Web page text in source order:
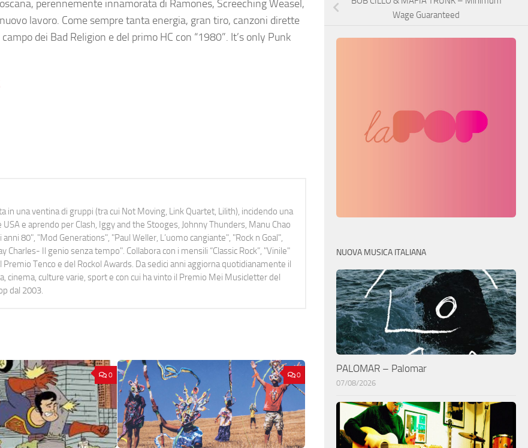
perennemente innamorata di Ramones, Screeching Weasel,
lavoro. Come sempre tanta energia, gran tiro, canzoni dirette
dei Bad Religion e del primo HC con “1980”. It’s only Punk
una ventina di gruppi (tra cui Not Moving, Link Quartet, Lilith), incidendo una
e aprendo per Clash, Iggy and the Stooges, Johnny Thunders, Manu Chao
80", "Mod Generations", "Paul Weller, L’uomo cangiante", "Rock n Goal",
Charles- Il genio senza tempo". Collabora con i mensili “Classic Rock”, "Vinile"
Premio Tenco e del Rockol Awards. Da sedici anni aggiorna quotidianamente il
cinema, culture varie, sport e con cui ha vinto il Premio Mei Musicletter del
dal 2003.
0 0
Wage Guaranteed
NUOVA MUSICA ITALIANA
PALOMAR – Palomar
07/08/2026